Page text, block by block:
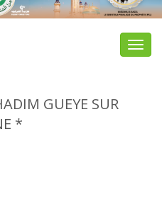
Toggle
GUEYE SUR
*